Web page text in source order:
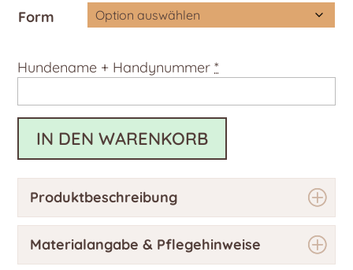
Form
Hundename + Handynummer *
IN DEN WARENKORB
Produktbeschreibung
Materialangabe & Pflegehinweise